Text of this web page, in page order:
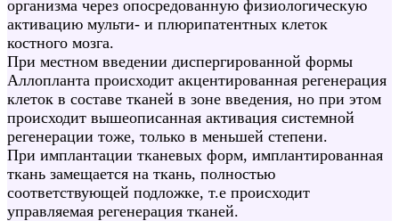
организма через опосредованную физиологическую
активацию мульти- и плюрипатентных клеток
костного мозга.
При местном введении диспергированной формы
Аллопланта происходит акцентированная регенерация
клеток в составе тканей в зоне введения, но при этом
происходит вышеописанная активация системной
регенерации тоже, только в меньшей степени.
При имплантации тканевых форм, имплантированная
ткань замещается на ткань, полностью
соответствующей подложке, т.е происходит
управляемая регенерация тканей.